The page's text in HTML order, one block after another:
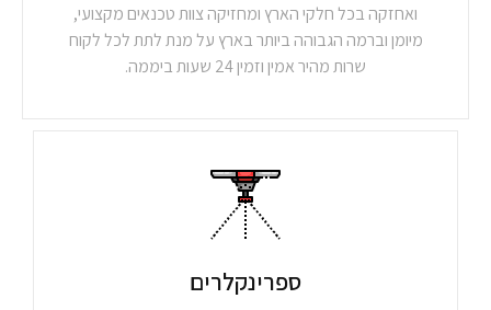
ואחזקה בכל חלקי הארץ ומחזיקה צוות טכנאים מקצועי,
מיומן וברמה הגבוהה ביותר בארץ על מנת לתת לכל לקוח
שרות מהיר אמין וזמין 24 שעות ביממה.
ספרינקלרים​